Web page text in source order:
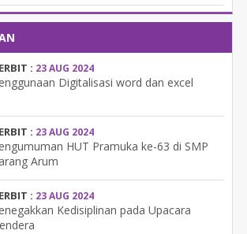
: 23 AUG 2024
Digitalisasi word dan excel
: 23 AUG 2024
HUT Pramuka ke-63 di SMP
Arum
: 23 AUG 2024
Kedisiplinan pada Upacara